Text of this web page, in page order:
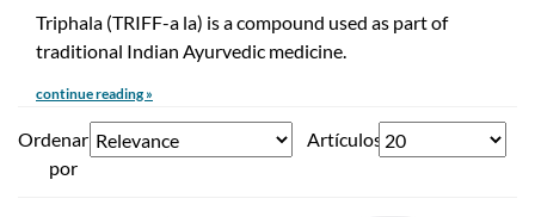
Triphala (TRIFF-a la) is a compound used as part of
traditional Indian Ayurvedic medicine.
continue reading »
Ordenar
por
Artículos